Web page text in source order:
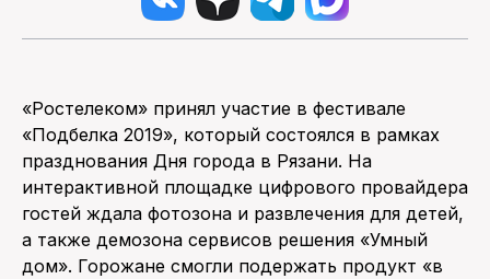
«Ростелеком» принял участие в фестивале
«Подбелка 2019», который состоялся в рамках
празднования Дня города в Рязани. На
интерактивной площадке цифрового провайдера
гостей ждала фотозона и развлечения для детей,
а также демозона сервисов решения «Умный
дом». Горожане смогли подержать продукт «в